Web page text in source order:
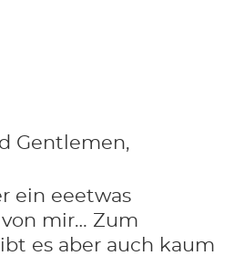
Gentlemen,
ein eeetwas
mir… Zum
es aber auch kaum